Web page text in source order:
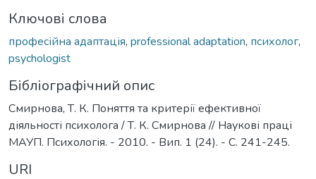
Ключові слова
професійна адаптація, professional adaptation, психолог,
psychologist
Бібліографічний опис
Смирнова, Т. К. Поняття та критерії ефективної
діяльності психолога / Т. К. Смирнова // Наукові праці
МАУП. Психологія. - 2010. - Вип. 1 (24). - С. 241-245.
URI